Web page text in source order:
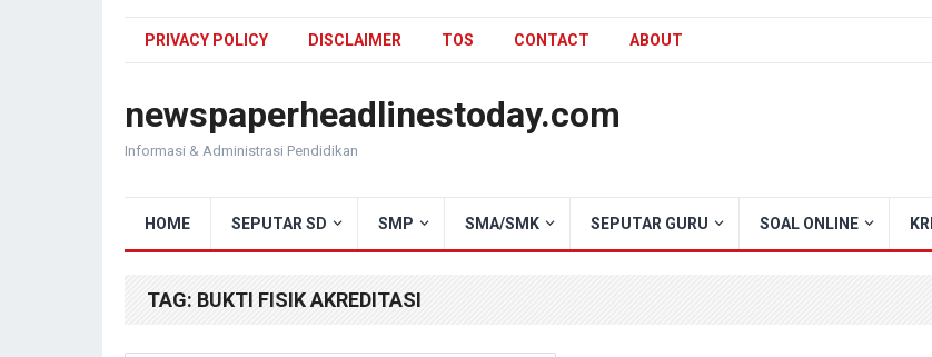
PRIVACY POLICY DISCLAIMER TOS CONTACT ABOUT
newspaperheadlinestoday.com
Informasi & Administrasi Pendidikan
HOME SEPUTAR SD SMP SMA/SMK SEPUTAR GURU SOAL ONLINE
TAG: BUKTI FISIK AKREDITASI